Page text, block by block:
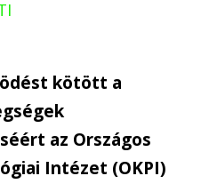
kötött a
az Országos
Intézet (OKPI)